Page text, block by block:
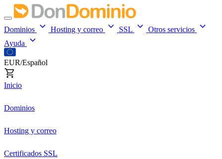
Dominios Hosting y correo SSL
Otros servicios
Ayuda
EUR/Español
Inicio
Dominios
Hosting y correo
Certificados SSL